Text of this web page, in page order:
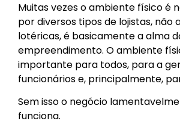
Muitas vezes o ambiente físico é
por diversos tipos de lojistas, não
lotéricas, é basicamente a alma
empreendimento. O ambiente
importante para todos, para a
funcionários e, principalmente,
Sem isso o negócio
funciona.